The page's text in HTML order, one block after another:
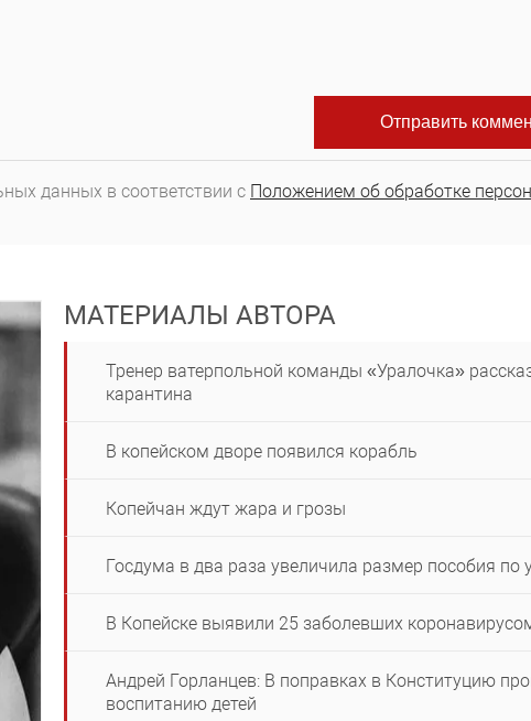
данных в соответствии с Положением об обработке
МАТЕРИАЛЫ АВТОРА
Тренер ватерпольной команды «Уралочка»
карантина
В копейском дворе появился корабль
Копейчан ждут жара и грозы
Госдума в два раза увеличила размер пособия по
В Копейске выявили 25 заболевших
Андрей Горланцев: В поправках в Конституцию
воспитанию детей